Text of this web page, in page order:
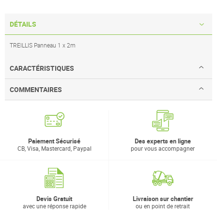
DÉTAILS
TREILLIS Panneau 1 x 2m
CARACTÉRISTIQUES
COMMENTAIRES
Paiement Sécurisé
CB, Visa, Mastercard, Paypal
Des experts en ligne
pour vous accompagner
Devis Gratuit
avec une réponse rapide
Livraison sur chantier
ou en point de retrait